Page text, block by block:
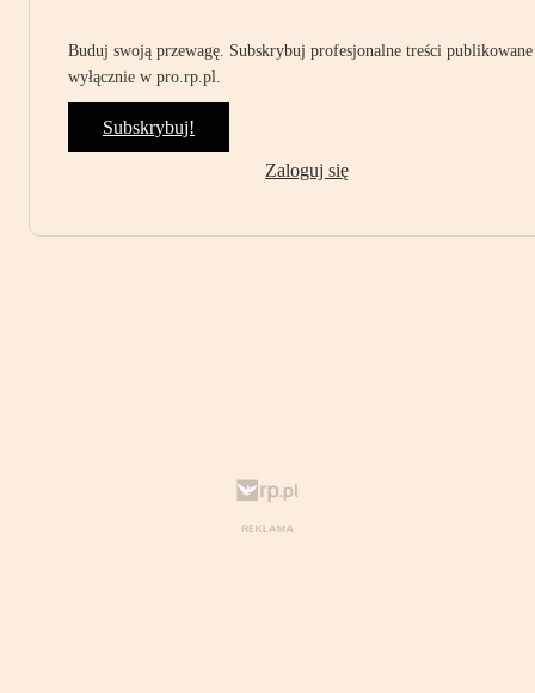
Buduj swoją przewagę. Subskrybuj profesjonalne treści publikowane
wyłącznie w pro.rp.pl.
Subskrybuj!
Zaloguj się